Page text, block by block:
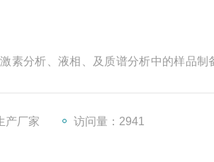
素分析、液相、及质谱分析中的样品制
产厂家 访问量：2941